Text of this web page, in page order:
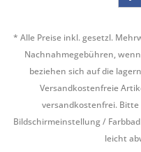
* Alle Preise inkl. gesetzl.
Nachnahmegebühren,
beziehen sich auf die
Versandkostenfreie
versandkostenfrei. Bitte
Bildschirmeinstellung /
leicht